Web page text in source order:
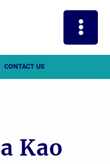
CONTACT US
Kao